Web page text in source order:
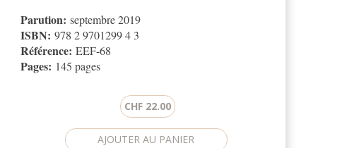
Parution: septembre 2019
ISBN: 978 2 9701299 4 3
Référence: EEF-68
Pages: 145 pages
CHF 22.00